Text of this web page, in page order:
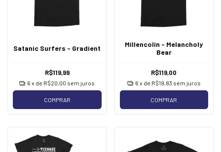
Satanic Surfers - Gradient
R$119,99
6 x de R$20,00 sem juros
COMPRAR
Millencolin - Melancholy
Bear
R$119,00
6 x de R$19,83 sem juros
COMPRAR